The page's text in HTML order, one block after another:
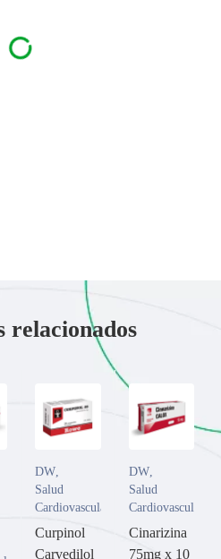
relacionados
DW
Salud
Cardiovascular
Curpinol
Carvedilol
DW,
Salud
Cardiovascular
Cinarizina
75mg x 10